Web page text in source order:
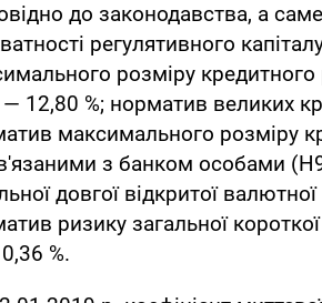
до законодавства, а
регулятивного
розміру
12,80 %; норматив великих
максимального розміру
з банком особами
довгої відкритої
ризику загальної
%.